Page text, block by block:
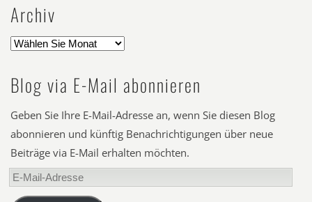
Archiv
Blog via E-Mail abonnieren
Geben Sie Ihre E-Mail-Adresse an, wenn Sie diesen Blog
abonnieren und künftig Benachrichtigungen über neue
Beiträge via E-Mail erhalten möchten.
E-
Mail-